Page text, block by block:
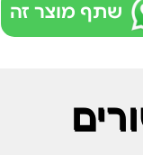
שתף מוצר זה